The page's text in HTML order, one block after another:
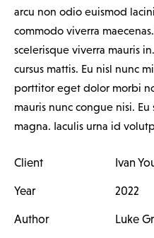
arcu non odio euismod
commodo viverra
scelerisque viverra mauris
cursus mattis. Eu nisl nunc
porttitor eget dolor morbi
mauris nunc congue nisi.
magna. Iaculis urna id
Client Ivan
Year 2022
Author Luke